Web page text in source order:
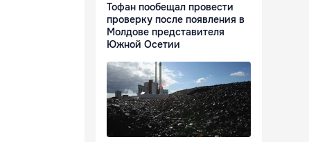
Тофан пообещал провести
проверку после появления в
Молдове представителя
Южной Осетии